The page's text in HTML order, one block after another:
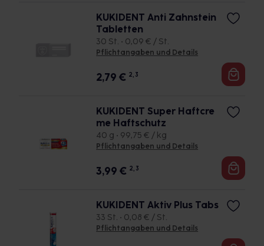
KUKIDENT Anti Zahnstein
Tabletten
30 St. • 0,09 € / St.
Pflichtangaben und Details
2,79€ 2, 3
KUKIDENT Super Haftcre
me Haftschutz
40 g • 99,75 € / kg
Pflichtangaben und Details
3,99€ 2, 3
KUKIDENT Aktiv Plus Tabs
33 St. • 0,08 € / St.
Pflichtangaben und Details